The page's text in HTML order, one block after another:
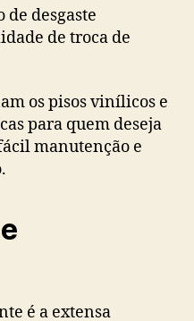
desgaste
de troca de
os pisos vinílicos e
para quem deseja
manutenção e
é a extensa